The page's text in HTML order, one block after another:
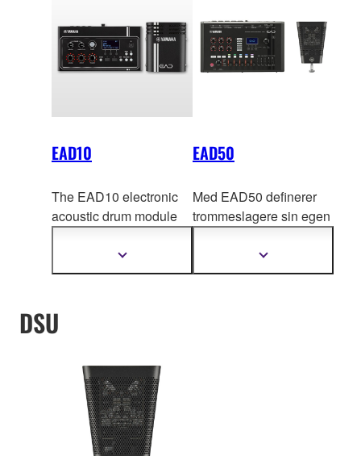
EAD10
The EAD10 electronic
acoustic drum module
practice, record and
perform with your
Vis
EAD50
Med EAD50 definerer
trommeslagere sin egen
aspekter av sin
musikalske aktivitet.
Vis
DSU